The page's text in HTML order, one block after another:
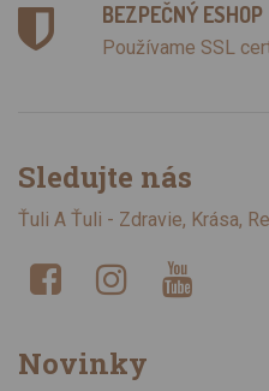
BEZPEČNÝ ESHOP
Používame SSL
Sledujte nás
Ťuli A Ťuli - Zdravie, Krása,
Novinky